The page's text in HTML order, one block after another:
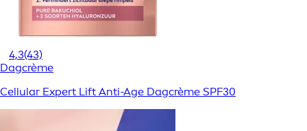
4,3(43)
Dagcrème
Cellular Expert Lift Anti-Age Dagcrème SPF30